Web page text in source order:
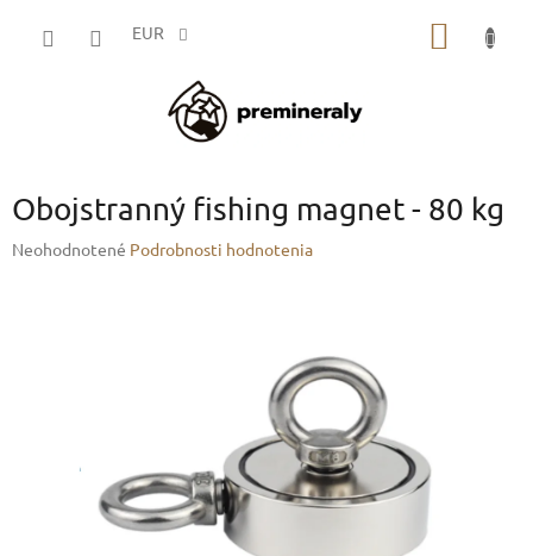
EUR
Obojstranný fishing magnet - 80 kg
Priemerné
Neohodnotené Podrobnosti hodnotenia